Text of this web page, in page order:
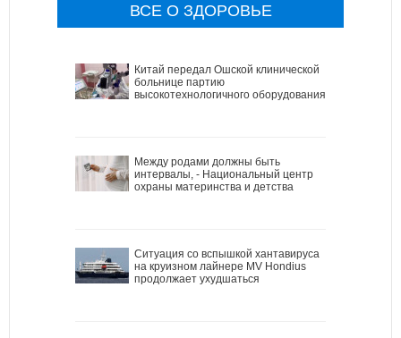
ВСЕ О ЗДОРОВЬЕ
Китай передал Ошской клинической
больнице партию
высокотехнологичного оборудования
Между родами должны быть
интервалы, - Национальный центр
охраны материнства и детства
Ситуация со вспышкой хантавируса
на круизном лайнере MV Hondius
продолжает ухудшаться